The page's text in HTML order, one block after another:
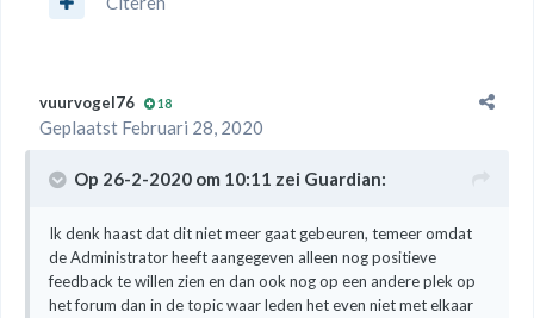
vuurvogel76 18
Geplaatst Februari 28, 2020
Op 26-2-2020 om 10:11 zei Guardian:
Ik denk haast dat dit niet meer gaat gebeuren, temeer omdat
de Administrator heeft aangegeven alleen nog positieve
feedback te willen zien en dan ook nog op een andere plek op
het forum dan in de topic waar leden het even niet met elkaar